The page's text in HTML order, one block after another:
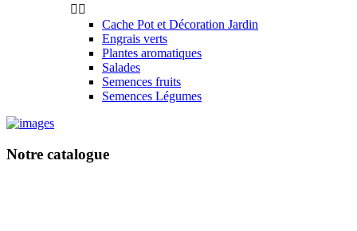
 
Cache Pot et Décoration Jardin
Engrais verts
Plantes aromatiques
Salades
Semences fruits
Semences Légumes
Notre catalogue